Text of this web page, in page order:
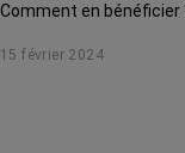
Comment en bénéficier
15 février 2024